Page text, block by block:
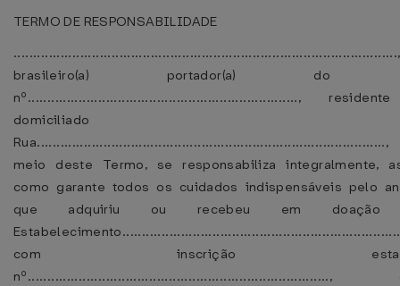
TERMO DE RESPONSABILIDADE
..................................................................................................,
brasileiro(a) portador(a) do
nº.....................................................................,
domiciliado
meio deste Termo, se responsabiliza integralmente,
como garante todos os cuidados indispensáveis pelo
que adquiriu ou recebeu em doação
com inscrição
nº.............................................................................,